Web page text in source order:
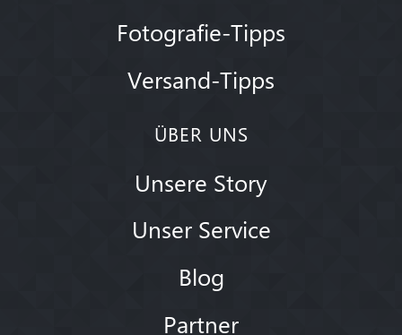
Fotografie-Tipps
Versand-Tipps
ÜBER UNS
Unsere Story
Unser Service
Blog
Partner